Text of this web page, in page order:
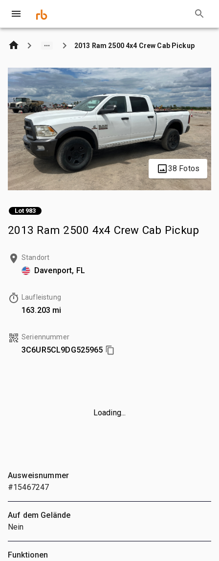
2013 Ram 2500 4x4 Crew Cab Pickup
38 Fotos
Lot 983
2013 Ram 2500 4x4 Crew Cab Pickup
Standort
Davenport, FL
Laufleistung
163.203 mi
Seriennummer
3C6UR5CL9DG525965
Loading...
Ausweisnummer
#15467247
Auf dem Gelände
Nein
Funktionen